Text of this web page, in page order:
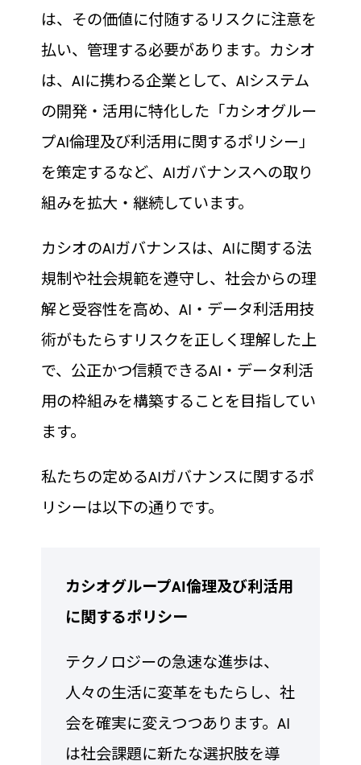
は、その価値に付随するリスクに注意を
払い、管理する必要があります。カシオ
は、AIに携わる企業として、AIシステム
の開発・活用に特化した「カシオグルー
プAI倫理及び利活用に関するポリシー」
を策定するなど、AIガバナンスへの取り
組みを拡大・継続しています。
カシオのAIガバナンスは、AIに関する法
規制や社会規範を遵守し、社会からの理
解と受容性を高め、AI・データ利活用技
術がもたらすリスクを正しく理解した上
で、公正かつ信頼できるAI・データ利活
用の枠組みを構築することを目指してい
ます。
私たちの定めるAIガバナンスに関するポ
リシーは以下の通りです。
カシオグループAI倫理及び利活用
に関するポリシー
テクノロジーの急速な進歩は、
人々の生活に変革をもたらし、社
会を確実に変えつつあります。AI
は社会課題に新たな選択肢を導